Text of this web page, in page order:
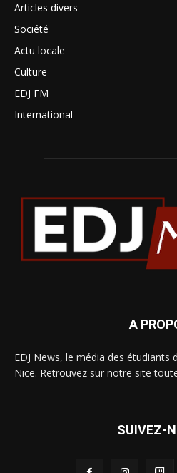
Articles divers
Société
Actu locale
Culture
EDJ FM
International
A
EDJ News, le média des étudiants
Nice. Retrouvez sur notre site
SUIVEZ-